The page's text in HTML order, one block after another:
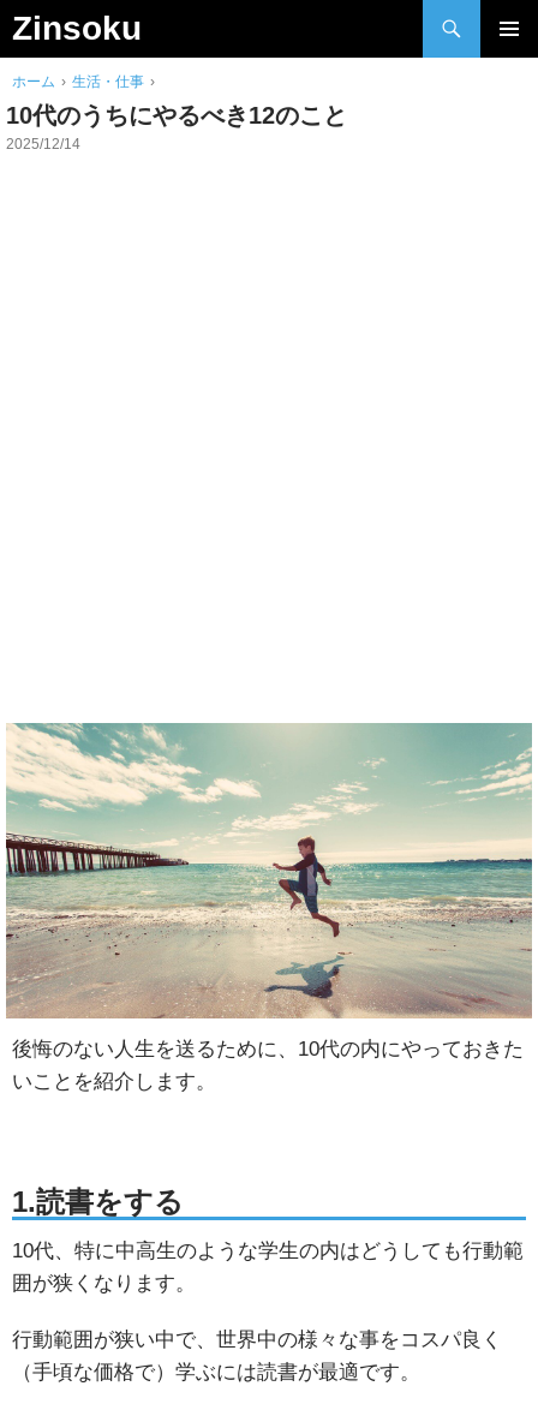
Zinsoku
検
索
to
content
ホーム › 生活・仕事 ›
10代のうちにやるべき12のこと
2025/12/14
後悔のない人生を送るために、10代の内にやっておきた
いことを紹介します。
1.読書をする
10代、特に中高生のような学生の内はどうしても行動範
囲が狭くなります。
行動範囲が狭い中で、世界中の様々な事をコスパ良く
（手頃な価格で）学ぶには読書が最適です。